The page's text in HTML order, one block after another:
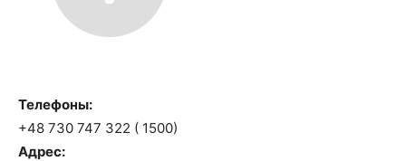
Телефоны:
+48 730 747 322 ( 1500)
Адрес: